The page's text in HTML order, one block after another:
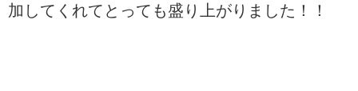
加してくれてとっても盛り上がりました！！